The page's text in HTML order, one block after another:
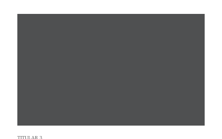
TITULAR 3